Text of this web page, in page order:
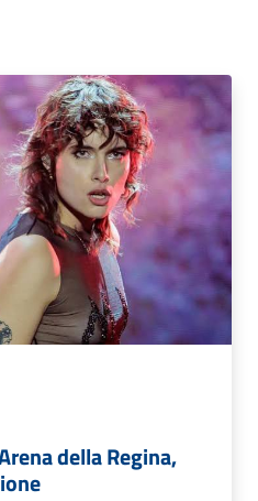
della Regina,